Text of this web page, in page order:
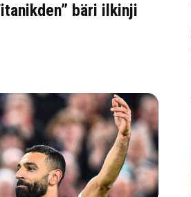
bäri ilkinji